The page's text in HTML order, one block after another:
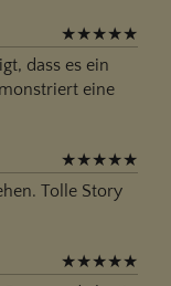
★★★★★
dass es ein
eine
★★★★★
Tolle Story
★★★★★